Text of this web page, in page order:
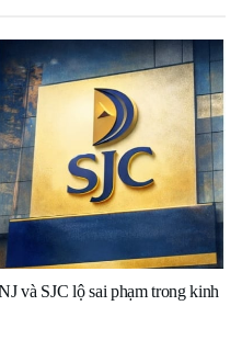
và SJC lộ sai phạm trong kinh